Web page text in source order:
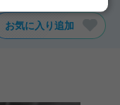
お気に入り追加